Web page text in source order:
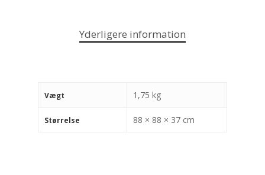
Yderligere information
Vægt 1,75 kg
Størrelse 88 × 88 × 37 cm